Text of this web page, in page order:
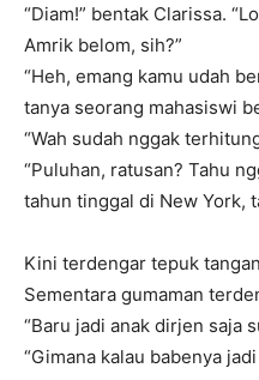
“Diam!” bentak Clarissa.
Amrik belom, sih?”
“Heh, emang kamu udah
tanya seorang mahasiswi
“Wah sudah nggak
“Puluhan, ratusan? Tahu
tahun tinggal di New York,
Kini terdengar tepuk
Sementara gumaman
“Baru jadi anak dirjen saja
“Gimana kalau babenya